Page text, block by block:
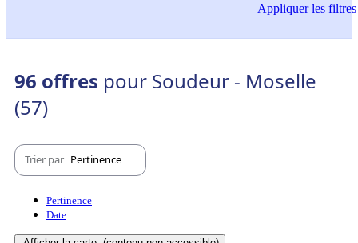
Appliquerles filtres
96 offres pour Soudeur - Moselle
(57)
Trier par Pertinence
Pertinence
Date